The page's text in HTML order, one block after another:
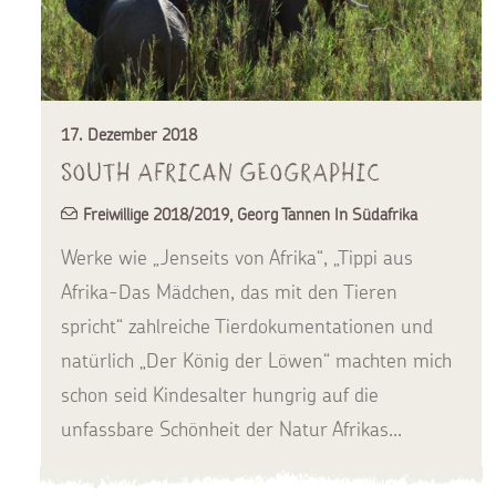
17. Dezember 2018
South African Geographic
Freiwillige 2018/2019, Georg Tannen In Südafrika
Werke wie „Jenseits von Afrika“, „Tippi aus
Afrika-Das Mädchen, das mit den Tieren
spricht“ zahlreiche Tierdokumentationen und
natürlich „Der König der Löwen“ machten mich
schon seid Kindesalter hungrig auf die
unfassbare Schönheit der Natur Afrikas...